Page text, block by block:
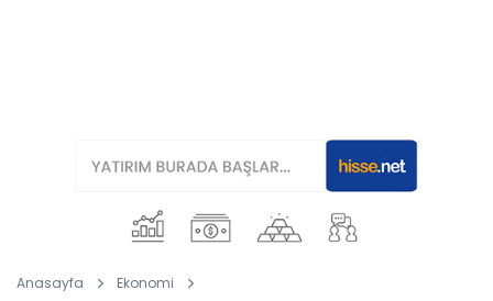
Anasayfa Ekonomi